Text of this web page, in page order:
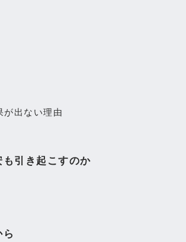
が出ない理由
引き起こすのか